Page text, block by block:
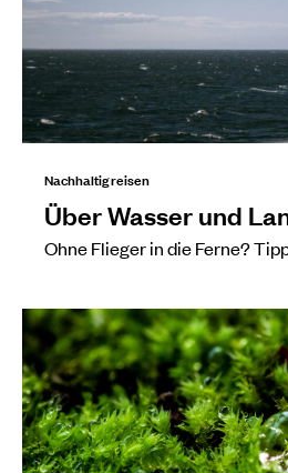
Nachhaltig reisen
Über Wasser und
Ohne Flieger in die Ferne?